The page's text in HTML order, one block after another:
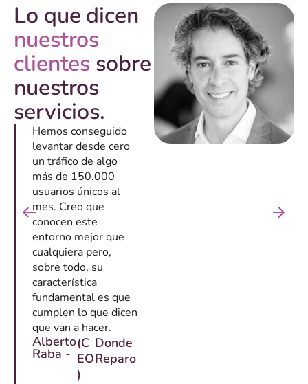
Lo que dicen
nuestros
clientes sobre
nuestros
servicios.
Hemos conseguido
levantar desde cero
un tráfico de algo
más de 150.000
usuarios únicos al
mes. Creo que
conocen este
entorno mejor que
cualquiera pero,
sobre todo, su
característica
fundamental es que
cumplen lo que dicen
que van a hacer.
Alberto
Raba -
(C
EO
)
Donde
Reparo